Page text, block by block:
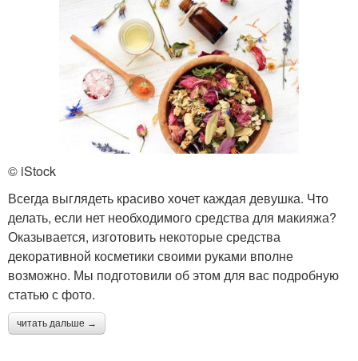
© iStock
Всегда выглядеть красиво хочет каждая девушка. Что
делать, если нет необходимого средства для макияжа?
Оказывается, изготовить некоторые средства
декоративной косметики своими руками вполне
возможно. Мы подготовили об этом для вас подробную
статью с фото.
читать дальше →